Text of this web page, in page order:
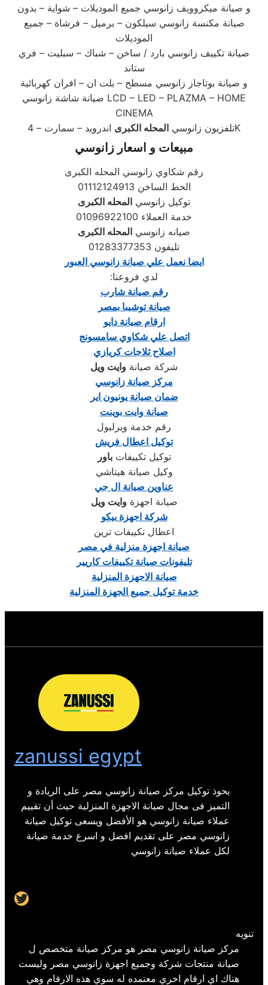
و صيانة ميكروويف زانوسي جميع الموديلات – شواية – بدون
صيانة مكنسة زانوسي سيلكون – برميل – فرشاة – جميع
الموديلات
صيانة تكييف زانوسي بارد / ساخن – شباك – سبليت – فري
ستاند
و صيانة بوتاجاز زانوسي مسطح – بلت ان – افران كهربائية
صيانة شاشة زانوسي LCD – LED – PLAZMA – HOME
CINEMA
تلفزيون زانوسي المحله الكبرى اندرويد – سمارت – 4K
مبيعات و اسعار زانوسي
رقم شكاوي زانوسي المحله الكبرى
01112124913 الخط الساخن
توكيل زانوسي المحله الكبرى
خدمة العملاء 01096922100
صيانه زانوسي المحله الكبرى
تليفون 01283377353
ايضا نعمل علي صيانة زانوسيالعبور
لدي فروعنا:
رقم صيانةشارب
صيانةتوشيبا بمصر
ارقام صيانة دايو
اتصل علي شكاوي سامسونج
اصلاح ثلاجات كريازي
شركة صيانة وايت ويل
مركز صيانة زانوسي
ضمان صيانة يونيون اير
صيانة وايت بوينت
رقم خدمة ويرلبول
توكيل اعطال فريش
توكيل تكييفاتباور
وكيل صيانة هيتاشي
عناوين صيانة ال جي
صيانة اجهزةوايت ويل
شركة اجهزةبيكو
اعطال تكييفات ترين
صيانة اجهزة منزلية في مصر
تليفونات صيانة تكييفات كاريير
صيانة الاجهزة المنزلية
خدمة توكيل جميع الجهزة المنزلية
zanussi egypt
يحوذ توكيل مركز صيانة زانوسي مصر على الريادة و
التميز فى مجال صيانة الاجهزة المنزلية حيث أن تقييم
عملاء صيانة زانوسي هو الأفضل ويسعى توكيل صيانة
زانوسي مصر على تقديم افضل و اسرع خدمة صيانة
لكل عملاء صيانة زانوسي
Twitter
تنويه
مركز صيانة زانوسي مصر هو مركز صيانة متخصص ل
صيانة منتجات شركة وجميع اجهزة زانوسي مصر وليست
هناك اي ارقام اخري معتمده له سوي هذه الارقام وهي